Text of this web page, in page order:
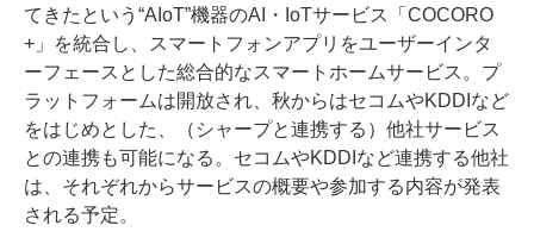
てきたという“AIoT”機器のAI・IoTサービス「COCORO
+」を統合し、スマートフォンアプリをユーザーインタ
ーフェースとした総合的なスマートホームサービス。プ
ラットフォームは開放され、秋からはセコムやKDDIなど
をはじめとした、（シャープと連携する）他社サービス
との連携も可能になる。セコムやKDDIなど連携する他社
は、それぞれからサービスの概要や参加する内容が発表
される予定。